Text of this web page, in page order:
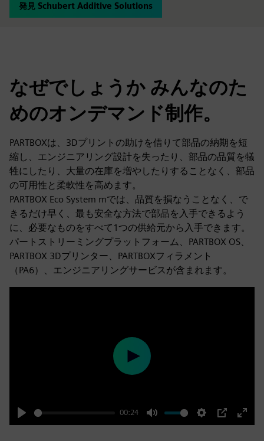
発見 Schubert Additive Solutions
なぜでしょうか みんなのた
めのオンデマンド制作。
PARTBOXは、3Dプリントの助けを借りて部品の納期を短
縮し、エンジニアリング設計を失ったり、部品の品質を犠
牲にしたり、大量の在庫を増やしたりすることなく、部品
の可用性と柔軟性を高めます。
PARTBOX Eco System mでは、品質を損なうことなく、で
きるだけ早く、最も安全な方法で部品を入手できるよう
に、必要なものをすべて1つの供給元から入手できます。
パートストリーミングプラットフォーム、PARTBOX OS、
PARTBOX 3Dプリンター、PARTBOXフィラメント
（PA6）、エンジニアリングサービスが含まれます。
Play
00:24
Mute Settings
PIP
Enter
Play